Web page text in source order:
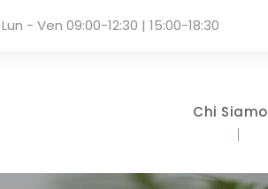
Lun - Ven 09:00-12:30 | 15:00-18:30
Chi Siamo